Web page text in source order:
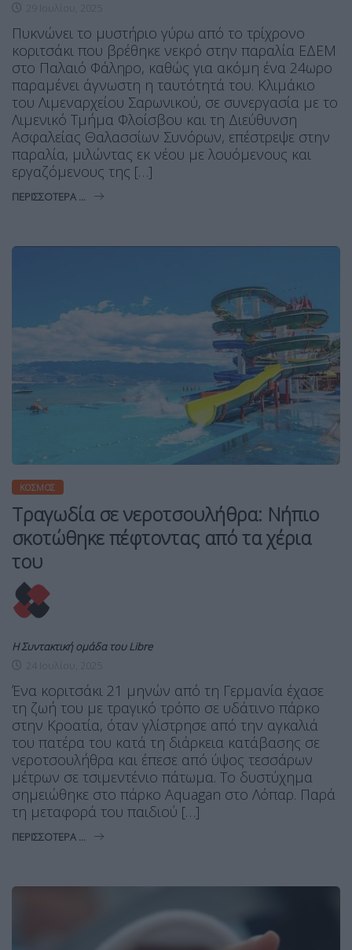
Πυκνώνει το μυστήριο γύρω από το τρίχρονο
κοριτσάκι που βρέθηκε νεκρό στην παραλία ΕΔΕΜ
στο Παλαιό Φάληρο, καθώς για ακόμη ένα 24ωρο
παραμένει άγνωστη η ταυτότητά του. Κλιμάκιο
του Λιμεναρχείου Σαρωνικού, σε συνεργασία με το
Λιμενικό Τμήμα Φλοίσβου και τη Διεύθυνση
Ασφαλείας Θαλασσίων Συνόρων, επέστρεψε στην
παραλία, μιλώντας εκ νέου με λουόμενους και
εργαζόμενους της […]
ΠΕΡΙΣΣΌΤΕΡΑ ...
ΚΌΣΜΟΣ
Τραγωδία σε νεροτσουλήθρα: Νήπιο
σκοτώθηκε πέφτοντας από τα χέρια
του
Η Συντακτική ομάδα του Libre
Ένα κοριτσάκι 21 μηνών από τη Γερμανία έχασε
τη ζωή του με τραγικό τρόπο σε υδάτινο πάρκο
στην Κροατία, όταν γλίστρησε από την αγκαλιά
του πατέρα του κατά τη διάρκεια κατάβασης σε
νεροτσουλήθρα και έπεσε από ύψος τεσσάρων
μέτρων σε τσιμεντένιο πάτωμα. Το δυστύχημα
σημειώθηκε στο πάρκο Aquagan στο Λόπαρ. Παρά
τη μεταφορά του παιδιού […]
ΠΕΡΙΣΣΌΤΕΡΑ ...